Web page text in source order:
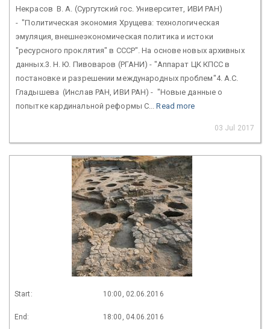
Некрасов В. А. (Сургутский гос. Университет, ИВИ РАН)
- "Политическая экономия Хрущева: технологическая
эмуляция, внешнеэкономическая политика и истоки
"ресурсного проклятия" в СССР". На основе новых архивных
данных.3. Н. Ю. Пивоваров (РГАНИ) - "Аппарат ЦК КПСС в
постановке и разрешении международных проблем"4. А.С.
Гладышева (Инслав РАН, ИВИ РАН) - "Новые данные о
попытке кардинальной реформы С...Read more
03 Jul 2017
Start: 10:00, 02.06.2016
End: 18:00, 04.06.2016